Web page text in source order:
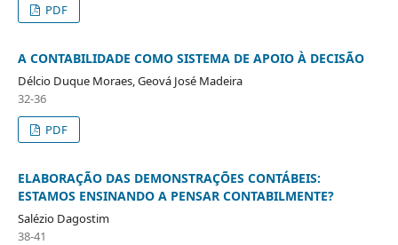
PDF
A CONTABILIDADE COMO SISTEMA DE APOIO À DECISÃO
Délcio Duque Moraes, Geová José Madeira
32-36
PDF
ELABORAÇÃO DAS DEMONSTRAÇÕES CONTÁBEIS:
ESTAMOS ENSINANDO A PENSAR CONTABILMENTE?
Salézio Dagostim
38-41